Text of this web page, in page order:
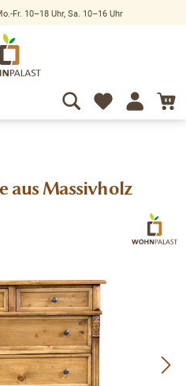
Fr. 10–18 Uhr, Sa. 10–16 Uhr
aus Massivholz